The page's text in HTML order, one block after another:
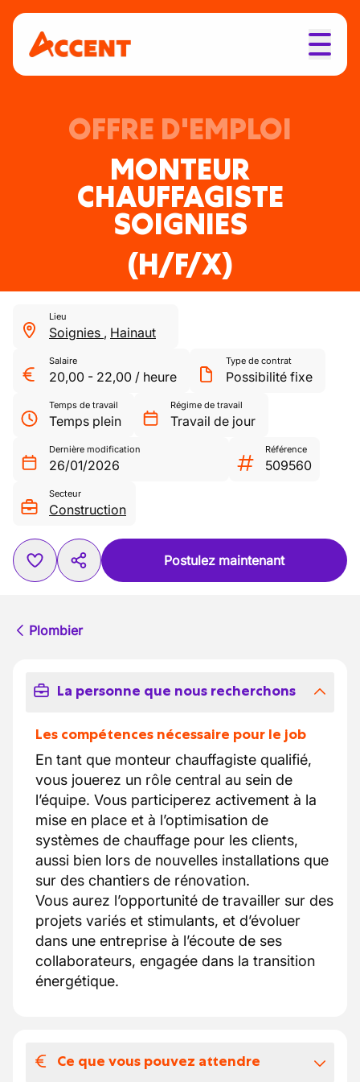
OFFRE D'EMPLOI
MONTEUR
CHAUFFAGISTE
SOIGNIES
(H/F/X)
Lieu
Soignies , Hainaut
Salaire
20,00 - 22,00 / heure
Type de contrat
Possibilité fixe
Temps de travail
Temps plein
Régime de travail
Travail de jour
Dernière modification
26/01/2026
Référence
509560
Secteur
Construction
Postulez maintenant
Plombier
La personne que nous recherchons
Les compétences nécessaire pour le job
En tant que monteur chauffagiste qualifié,
vous jouerez un rôle central au sein de
l’équipe. Vous participerez activement à la
mise en place et à l’optimisation de
systèmes de chauffage pour les clients,
aussi bien lors de nouvelles installations que
sur des chantiers de rénovation.
Vous aurez l’opportunité de travailler sur des
projets variés et stimulants, et d’évoluer
dans une entreprise à l’écoute de ses
collaborateurs, engagée dans la transition
énergétique.
Ce que vous pouvez attendre